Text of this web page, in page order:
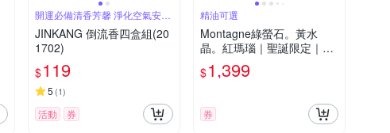
開運必備清香芳馨 淨化空氣安定
凝神
JINKANG 倒流香四盒組(20
1702)
$119
5 (1)
活動 券
精油可選
Montagne綠螢石。黃水
晶。紅瑪瑙｜聖誕限定｜富
士山水晶擴香組 精油可選
$1,399
券